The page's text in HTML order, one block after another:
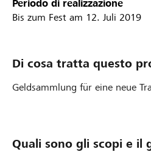
Periodo di realizzazione
Bis zum Fest am 12. Juli 2019
Di cosa tratta questo
Geldsammlung für eine neue
Quali sono gli scopi e il